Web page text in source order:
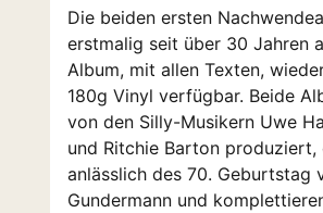
Die beiden ersten
erstmalig seit über 30 Jahren
Album, mit allen Texten,
180g Vinyl verfügbar. Beide
von den Silly-Musikern Uwe
und Ritchie Barton produziert,
anlässlich des 70. Geburtstag
Gundermann und